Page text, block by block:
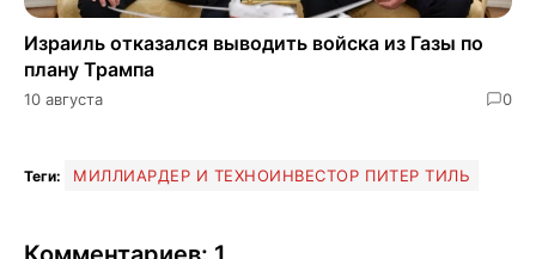
Израиль отказался выводить войска из Газы по
плану Трампа
10 августа 0
Теги: МИЛЛИАРДЕР И ТЕХНОИНВЕСТОР ПИТЕР ТИЛЬ